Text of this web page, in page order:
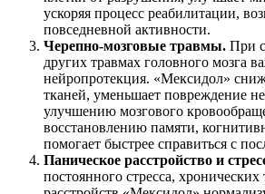
ускоряя процесс реабилитации,
повседневной активности.
Черепно-мозговые травмы. При
других травмах головного мозга
нейропротекция. «Мексидол»
тканей, уменьшает повреждение
улучшению мозгового
восстановлению памяти,
помогает быстрее справиться с
Паническое расстройство и
постоянного стресса,